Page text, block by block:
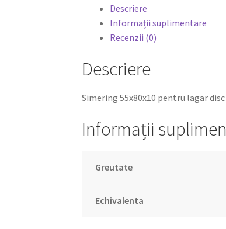
Descriere
Informații suplimentare
Recenzii (0)
Descriere
Simering 55x80x10 pentru lagar
Informații
Greutate
Echivalenta